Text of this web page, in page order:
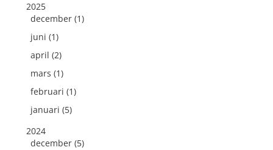
2025
december (1)
juni (1)
april (2)
mars (1)
februari (1)
januari (5)
2024
december (5)